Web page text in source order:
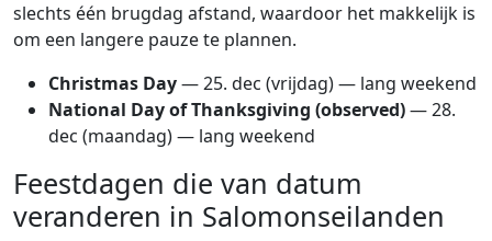
slechts één brugdag afstand, waardoor het makkelijk is
om een langere pauze te plannen.
Christmas Day—25. dec (vrijdag) — lang weekend
National Day of Thanksgiving (observed)—28.
dec (maandag) — lang weekend
Feestdagen die van datum
veranderen in Salomonseilanden